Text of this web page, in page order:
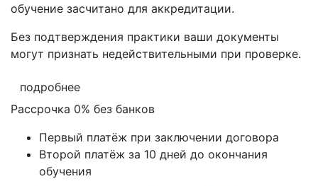
обучение засчитано для аккредитации.
Без подтверждения практики ваши документы
могут признать недействительными при проверке.
подробнее
Рассрочка 0% без банков
Первый платёж при заключении договора
Второй платёж за 10 дней до окончания
обучения